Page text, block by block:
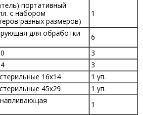
портативный
с набором
разных размеров)
1
для обработки
6
3
3
16х14
1 уп.
45х29
1 уп.
1